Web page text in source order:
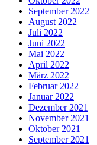
September 2022
August 2022
Juli 2022
Juni 2022
Mai 2022
April 2022
März 2022
Februar 2022
Januar 2022
Dezember 2021
November 2021
Oktober 2021
September 2021